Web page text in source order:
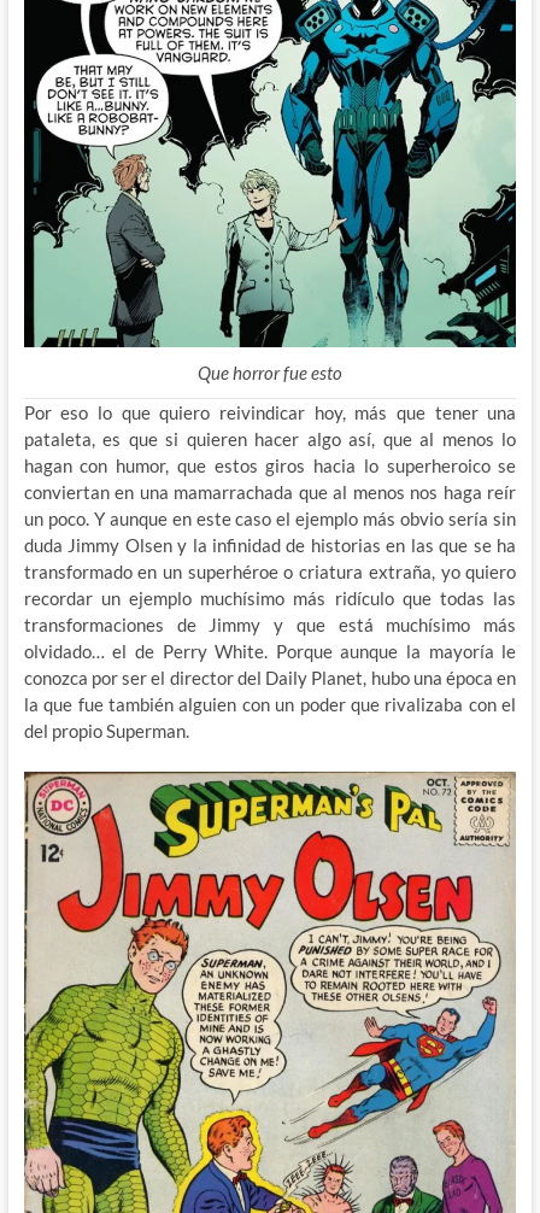
Que horror fue esto
Por eso lo que quiero reivindicar hoy, más que tener una
pataleta, es que si quieren hacer algo así, que al menos lo
hagan con humor, que estos giros hacia lo superheroico se
conviertan en una mamarrachada que al menos nos haga reír
un poco. Y aunque en este caso el ejemplo más obvio sería sin
duda Jimmy Olsen y la infinidad de historias en las que se ha
transformado en un superhéroe o criatura extraña, yo quiero
recordar un ejemplo muchísimo más ridículo que todas las
transformaciones de Jimmy y que está muchísimo más
olvidado… el de Perry White. Porque aunque la mayoría le
conozca por ser el director del Daily Planet, hubo una época en
la que fue también alguien con un poder que rivalizaba con el
del propio Superman.